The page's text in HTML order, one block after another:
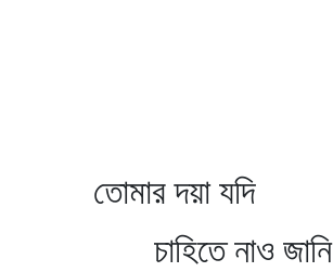
তোমার দয়া যদি
চাহিতে নাও জানি